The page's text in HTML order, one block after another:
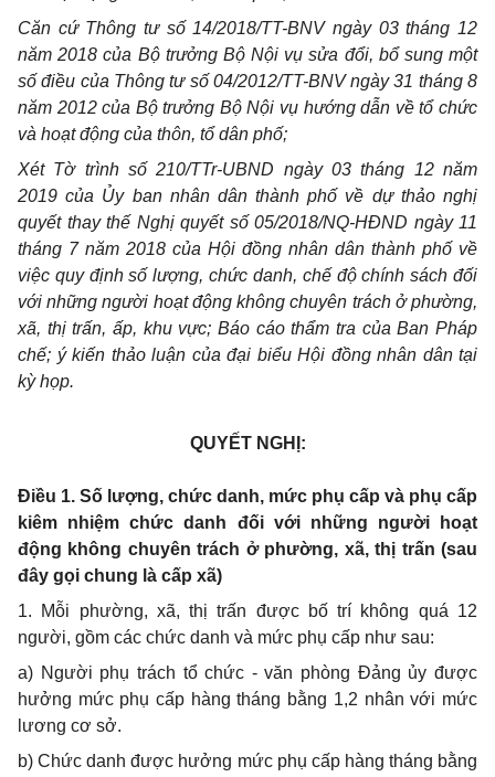
Căn cứ Thông tư số 14/2018/TT-BNV ngày 03 tháng 12
năm 2018 của Bộ trưởng Bộ Nội vụ sửa đổi, bổ sung một
số điều của Thông tư số 04/2012/TT-BNV ngày 31 tháng 8
năm 2012 của Bộ trưởng Bộ Nội vụ hướng dẫn về tổ chức
và hoạt động của thôn, tổ dân phố;
Xét Tờ trình số 210/TTr-UBND ngày 03 tháng 12 năm
2019 của Ủy ban nhân dân thành phố về dự thảo nghị
quyết thay thế Nghị quyết số 05/2018/NQ-HĐND ngày 11
tháng 7 năm 2018 của Hội đồng nhân dân thành phố về
việc quy định số lượng, chức danh, chế độ chính sách đối
với những người hoạt động không chuyên trách ở phường,
xã, thị trấn, ấp, khu vực; Báo cáo thẩm tra của Ban Pháp
chế; ý kiến thảo luận của đại biểu Hội đồng nhân dân tại
kỳ họp.
QUYẾT NGHỊ:
Điều 1. Số lượng, chức danh, mức phụ cấp và phụ cấp
kiêm nhiệm chức danh đối với những người hoạt
động không chuyên trách ở phường, xã, thị trấn (sau
đây gọi chung là cấp xã)
1. Mỗi phường, xã, thị trấn được bố trí không quá 12
người, gồm các chức danh và mức phụ cấp như sau:
a) Người phụ trách tổ chức - văn phòng Đảng ủy được
hưởng mức phụ cấp hàng tháng bằng 1,2 nhân với mức
lương cơ sở.
b) Chức danh được hưởng mức phụ cấp hàng tháng bằng